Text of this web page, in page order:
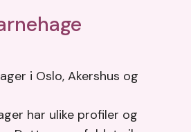
i Oslo, Akershus og
har ulike profiler og